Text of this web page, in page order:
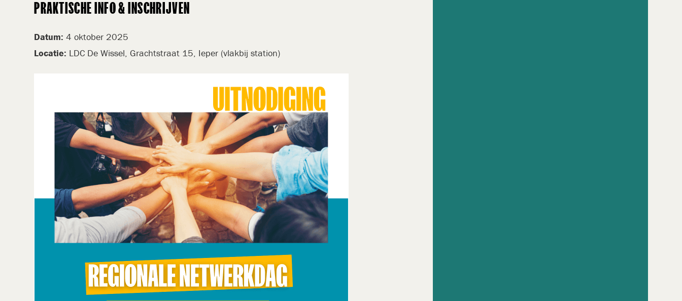
PRAKTISCHE INFO & INSCHRIJVEN
Datum: 4 oktober 2025
Locatie: LDC De Wissel, Grachtstraat 15, Ieper (vlakbij station)